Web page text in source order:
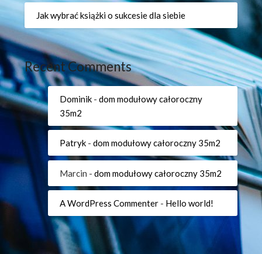
Jak wybrać książki o sukcesie dla siebie
Recent Comments
Dominik -dom modułowy całoroczny
35m2
Patryk -dom modułowy całoroczny 35m2
Marcin -dom modułowy całoroczny 35m2
A WordPress Commenter - Hello world!